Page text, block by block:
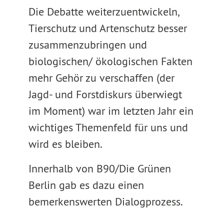
Die Debatte weiterzuentwickeln,
Tierschutz und Artenschutz besser
zusammenzubringen und
biologischen/ ökologischen Fakten
mehr Gehör zu verschaffen (der
Jagd- und Forstdiskurs überwiegt
im Moment) war im letzten Jahr ein
wichtiges Themenfeld für uns und
wird es bleiben.
Innerhalb von B90/Die Grünen
Berlin gab es dazu einen
bemerkenswerten Dialogprozess.